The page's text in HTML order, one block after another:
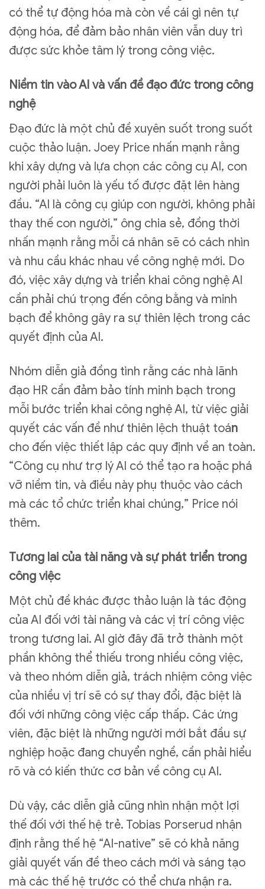
có thể tự động hóa mà còn về cái gì nên tự
động hóa, để đảm bảo nhân viên vẫn duy trì
được sức khỏe tâm lý trong công việc.
Niềm tin vào AI và vấn đề đạo đức trong công
nghệ
Đạo đức là một chủ đề xuyên suốt trong suốt
cuộc thảo luận. Joey Price nhấn mạnh rằng
khi xây dựng và lựa chọn các công cụ AI, con
người phải luôn là yếu tố được đặt lên hàng
đầu. “AI là công cụ giúp con người, không phải
thay thế con người,” ông chia sẻ, đồng thời
nhấn mạnh rằng mỗi cá nhân sẽ có cách nhìn
và nhu cầu khác nhau về công nghệ mới. Do
đó, việc xây dựng và triển khai công nghệ AI
cần phải chú trọng đến công bằng và minh
bạch để không gây ra sự thiên lệch trong các
quyết định của AI.
Nhóm diễn giả đồng tình rằng các nhà lãnh
đạo HR cần đảm bảo tính minh bạch trong
mỗi bước triển khai công nghệ AI, từ việc giải
quyết các vấn đề như thiên lệch thuật toán
cho đến việc thiết lập các quy định về an toàn.
“Công cụ như trợ lý AI có thể tạo ra hoặc phá
vỡ niềm tin, và điều này phụ thuộc vào cách
mà các tổ chức triển khai chúng,” Price nói
thêm.
Tương lai của tài năng và sự phát triển trong
công việc
Một chủ đề khác được thảo luận là tác động
của AI đối với tài năng và các vị trí công việc
trong tương lai. AI giờ đây đã trở thành một
phần không thể thiếu trong nhiều công việc,
và theo nhóm diễn giả, trách nhiệm công việc
của nhiều vị trí sẽ có sự thay đổi, đặc biệt là
đối với những công việc cấp thấp. Các ứng
viên, đặc biệt là những người mới bắt đầu sự
nghiệp hoặc đang chuyển nghề, cần phải hiểu
rõ và có kiến thức cơ bản về công cụ AI.
Dù vậy, các diễn giả cũng nhìn nhận một lợi
thế đối với thế hệ trẻ. Tobias Porserud nhận
định rằng thế hệ “AI-native” sẽ có khả năng
giải quyết vấn đề theo cách mới và sáng tạo
mà các thế hệ trước có thể chưa nhận ra.